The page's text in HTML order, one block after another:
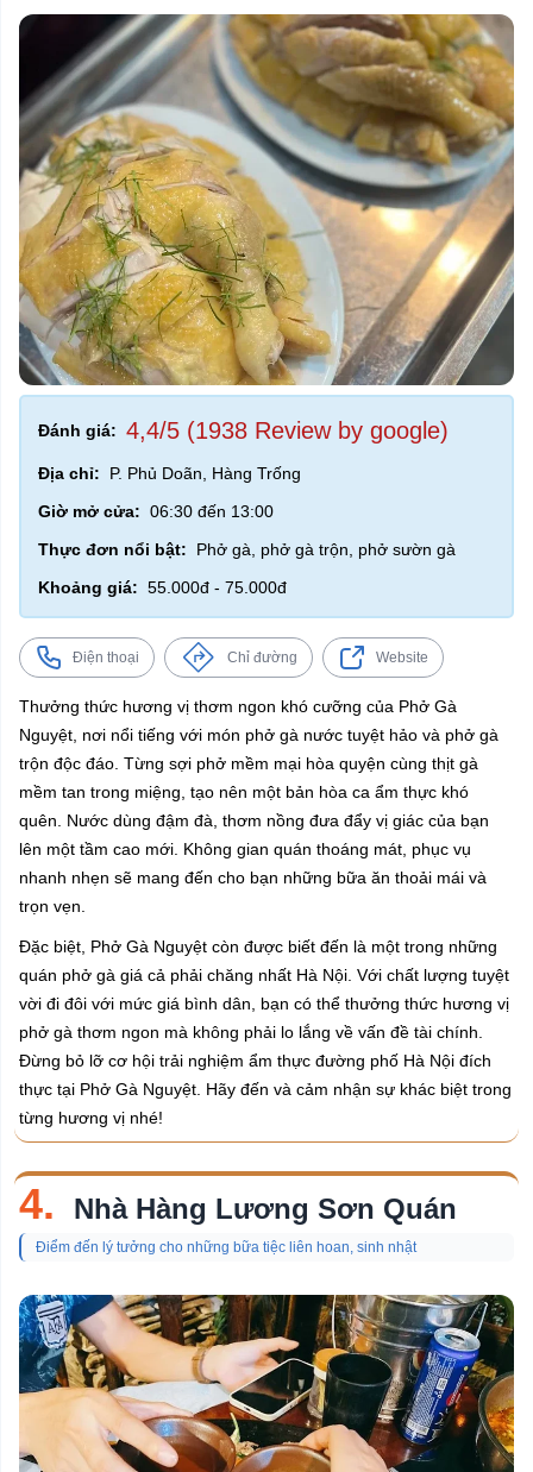
Đánh giá: 4,4/5 (1938 Review by google)
Địa chỉ:
P. Phủ Doãn, Hàng Trống
Giờ mở cửa: 06:30 đến 13:00
Thực đơn nổi bật:
Phở gà, phở gà trộn, phở sườn gà
Khoảng giá: 55.000đ - 75.000đ
Điện thoại Chỉ đường Website
Thưởng thức hương vị thơm ngon khó cưỡng của Phở Gà
Nguyệt, nơi nổi tiếng với món phở gà nước tuyệt hảo và phở gà
trộn độc đáo. Từng sợi phở mềm mại hòa quyện cùng thịt gà
mềm tan trong miệng, tạo nên một bản hòa ca ẩm thực khó
quên. Nước dùng đậm đà, thơm nồng đưa đẩy vị giác của bạn
lên một tầm cao mới. Không gian quán thoáng mát, phục vụ
nhanh nhẹn sẽ mang đến cho bạn những bữa ăn thoải mái và
trọn vẹn.
Đặc biệt, Phở Gà Nguyệt còn được biết đến là một trong những
quán phở gà giá cả phải chăng nhất Hà Nội. Với chất lượng tuyệt
vời đi đôi với mức giá bình dân, bạn có thể thưởng thức hương vị
phở gà thơm ngon mà không phải lo lắng về vấn đề tài chính.
Đừng bỏ lỡ cơ hội trải nghiệm ẩm thực đường phố Hà Nội đích
thực tại Phở Gà Nguyệt. Hãy đến và cảm nhận sự khác biệt trong
từng hương vị nhé!
4. Nhà Hàng Lương Sơn Quán
Điểm đến lý tưởng cho những bữa tiệc liên hoan, sinh nhật